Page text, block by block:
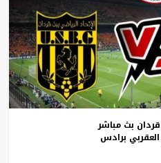
قردان بث مباشر
العقربي برادس